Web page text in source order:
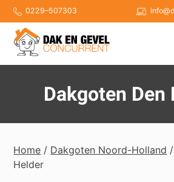
Skip
to
content
0229–507303
Dakgoten Den
Home / Dakgoten Noord-Holland
Helder